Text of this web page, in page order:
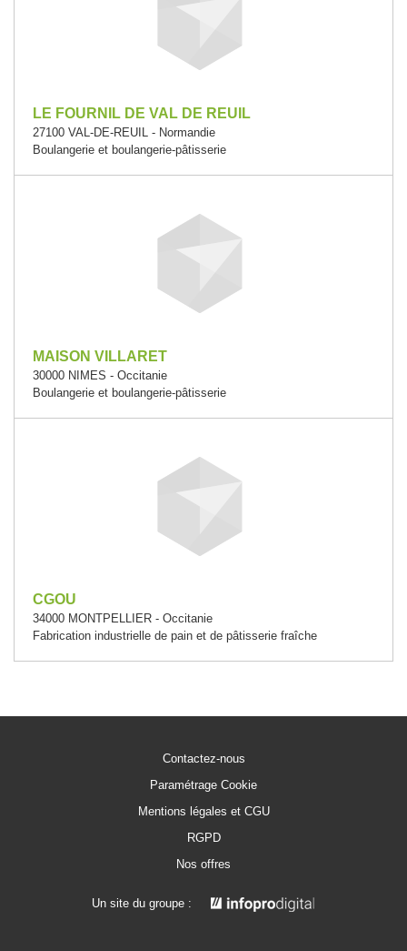
LE FOURNIL DE VAL DE REUIL
27100 VAL-DE-REUIL - Normandie
Boulangerie et boulangerie-pâtisserie
MAISON VILLARET
30000 NIMES - Occitanie
Boulangerie et boulangerie-pâtisserie
CGOU
34000 MONTPELLIER - Occitanie
Fabrication industrielle de pain et de pâtisserie fraîche
Contactez-nous
Paramétrage Cookie
Mentions légales et CGU
RGPD
Nos offres
Un site du groupe :